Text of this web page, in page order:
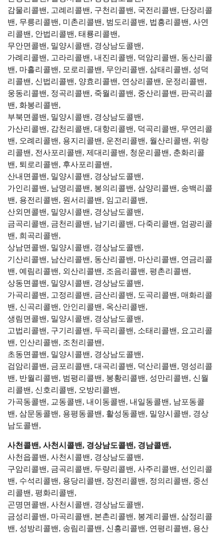
감물리콜밴, 고례리콜밴, 구천리콜밴, 국전리콜밴, 단장리콜
밴, 무릉리콜밴, 미촌리콜밴, 범도리콜밴, 법흥리콜밴, 사연
리콜밴, 안법리콜밴, 태룡리콜밴,
무안면콜밴, 밀양시콜밴, 경상남도콜밴,
가례리콜밴, 고라리콜밴, 내진리콜밴, 덕암리콜밴, 동산리콜
밴, 마흘리콜밴, 모로리콜밴, 무안리콜밴, 삼태리콜밴, 성덕
리콜밴, 신법리콜밴, 양효리콜밴, 연상리콜밴, 운정리콜밴,
웅동리콜밴, 정곡리콜밴, 죽월리콜밴, 중산리콜밴, 판곡리콜
밴, 화봉리콜밴,
부북면콜밴, 밀양시콜밴, 경상남도콜밴,
가산리콜밴, 감천리콜밴, 대항리콜밴, 덕곡리콜밴, 무연리콜
밴, 오례리콜밴, 용지리콜밴, 운전리콜밴, 월산리콜밴, 위랑
리콜밴, 전사포리콜밴, 제대리콜밴, 청운리콜밴, 춘화리콜
밴, 퇴로리콜밴, 후사포리콜밴,
산내면콜밴, 밀양시콜밴, 경상남도콜밴,
가인리콜밴, 남명리콜밴, 봉의리콜밴, 삼양리콜밴, 송백리콜
밴, 용전리콜밴, 원서리콜밴, 임고리콜밴,
산외면콜밴, 밀양시콜밴, 경상남도콜밴,
금곡리콜밴, 금천리콜밴, 남기리콜밴, 다죽리콜밴, 엄광리콜
밴, 희곡리콜밴,
상남면콜밴, 밀양시콜밴, 경상남도콜밴,
기산리콜밴, 남산리콜밴, 동산리콜밴, 마산리콜밴, 연금리콜
밴, 예림리콜밴, 외산리콜밴, 조음리콜밴, 평촌리콜밴,
상동면콜밴, 밀양시콜밴, 경상남도콜밴,
가곡리콜밴, 고정리콜밴, 금산리콜밴, 도곡리콜밴, 매화리콜
밴, 신곡리콜밴, 안인리콜밴, 옥산리콜밴,
생림면콜밴, 밀양시콜밴, 경상남도콜밴,
고법리콜밴, 구기리콜밴, 두곡리콜밴, 소태리콜밴, 요고리콜
밴, 인산리콜밴, 조천리콜밴,
초동면콜밴, 밀양시콜밴, 경상남도콜밴,
검암리콜밴, 금포리콜밴, 대곡리콜밴, 덕산리콜밴, 명성리콜
밴, 반월리콜밴, 범평리콜밴, 봉황리콜밴, 성만리콜밴, 신월
리콜밴, 신호리콜밴, 오방리콜밴,
가곡동콜밴, 교동콜밴, 내이동콜밴, 내일동콜밴, 남포동콜
밴, 삼문동콜밴, 용평동콜밴, 활성동콜밴, 밀양시콜밴, 경상
남도콜밴,
사천콜밴, 사천시콜밴, 경상남도콜밴, 경남콜밴,
사천읍콜밴, 사천시콜밴, 경상남도콜밴,
구암리콜밴, 금곡리콜밴, 두량리콜밴, 사주리콜밴, 선인리콜
밴, 수석리콜밴, 용당리콜밴, 장전리콜밴, 정의리콜밴, 중선
리콜밴, 평화리콜밴,
곤명면콜밴, 사천시콜밴, 경상남도콜밴,
금성리콜밴, 마곡리콜밴, 본촌리콜밴, 봉계리콜밴, 삼정리콜
밴, 성방리콜밴, 송림리콜밴, 신흥리콜밴, 연평리콜밴, 용산